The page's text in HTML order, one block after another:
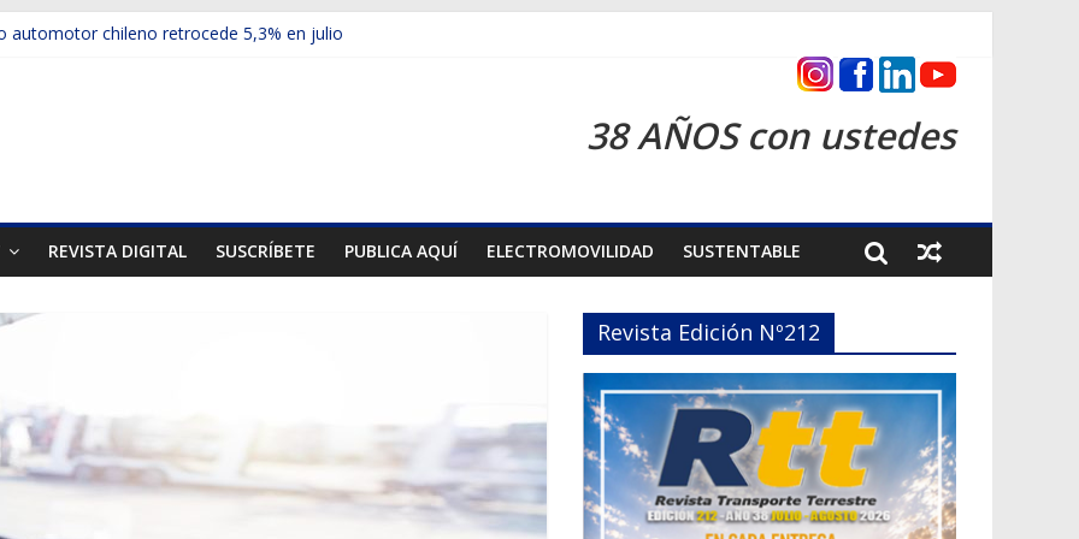
automotor chileno retrocede 5,3% en julio
presentó la recién estrenada Bolden en la Expo Compras Públicas 2026
mercado internacional en lanzar la nueva Maxus T70
38 AÑOS con ustedes
REVISTA DIGITAL SUSCRÍBETE PUBLICA AQUÍ ELECTROMOVILIDAD SUSTENTABLE
Revista Edición Nº212